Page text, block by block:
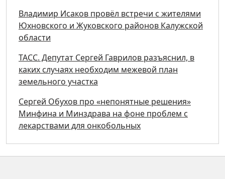
Владимир Исаков провёл встречи с жителями
Юхновского и Жуковского районов Калужской
области
ТАСС. Депутат Сергей Гаврилов разъяснил, в
каких случаях необходим межевой план
земельного участка
Сергей Обухов про «непонятные решения»
Минфина и Минздрава на фоне проблем с
лекарствами для онкобольных